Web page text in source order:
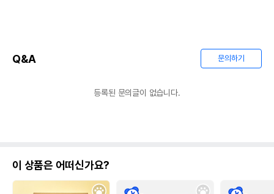
Q&A 문의하기
등록된 문의글이 없습니다.
이 상품은 어떠신가요?